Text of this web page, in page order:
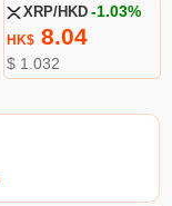
XRP/HKD -1.03%
HK$8.04
$ 1.032